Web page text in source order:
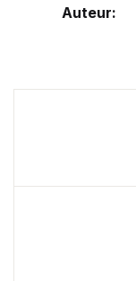
Auteur: